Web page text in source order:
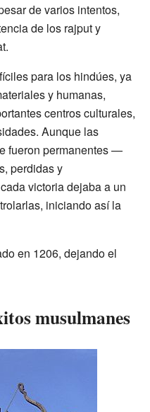
de varios intentos,
de los rajput y
para los hindúes, ya
y humanas,
centros culturales,
Aunque las
fueron permanentes —
perdidas y
victoria dejaba a un
iniciando así la
en 1206, dejando el
musulmanes